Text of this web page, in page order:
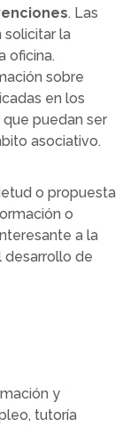
. Las
solicitar la
oficina.
sobre
en los
puedan ser
asociativo.
o propuesta
o
a la
desarrollo de
y
tutoría